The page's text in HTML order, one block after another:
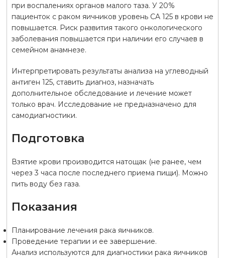
при воспалениях органов малого таза. У 20%
пациенток с раком яичников уровень CA 125 в крови не
повышается. Риск развития такого онкологического
заболевания повышается при наличии его случаев в
семейном анамнезе.
Интерпретировать результаты анализа на углеводный
антиген 125, ставить диагноз, назначать
дополнительное обследование и лечение может
только врач. Исследование не предназначено для
самодиагностики.
Подготовка
Взятие крови производится натощак (не ранее, чем
через 3 часа после последнего приема пищи). Можно
пить воду без газа.
Показания
Планирование лечения рака яичников.
Проведение терапии и ее завершение.
Анализ используются для диагностики рака яичников